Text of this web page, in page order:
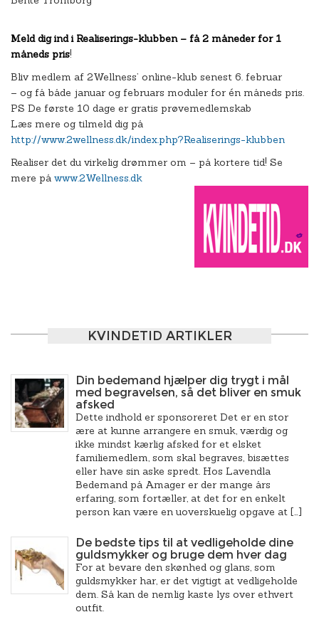
Meld dig ind i Realiserings-klubben – få 2 måneder for 1
måneds pris!
Bliv medlem af 2Wellness’ online-klub senest 6. februar
– og få både januar og februars moduler for én måneds pris.
PS De første 10 dage er gratis prøvemedlemskab
Læs mere og tilmeld dig på
http://www.2wellness.dk/index.php?Realiserings-klubben
Realiser det du virkelig drømmer om – på kortere tid! Se
mere på www.2Wellness.dk
KVINDETID ARTIKLER
Din bedemand hjælper dig trygt i mål
med begravelsen, så det bliver en smuk
afsked
Dette indhold er sponsoreret Det er en stor
ære at kunne arrangere en smuk, værdig og
ikke mindst kærlig afsked for et elsket
familiemedlem, som skal begraves, bisættes
eller have sin aske spredt. Hos Lavendla
Bedemand på Amager er der mange års
erfaring, som fortæller, at det for en enkelt
person kan være en uoverskuelig opgave at […]
De bedste tips til at vedligeholde dine
guldsmykker og bruge dem hver dag
For at bevare den skønhed og glans, som
guldsmykker har, er det vigtigt at vedligeholde
dem. Så kan de nemlig kaste lys over ethvert
outfit.